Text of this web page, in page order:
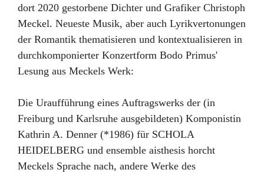
dort 2020 gestorbene Dichter und Grafiker Christoph
Meckel. Neueste Musik, aber auch Lyrikvertonungen
der Romantik thematisieren und kontextualisieren in
durchkomponierter Konzertform Bodo Primus'
Lesung aus Meckels Werk:
Die Uraufführung eines Auftragswerks der (in
Freiburg und Karlsruhe ausgebildeten) Komponistin
Kathrin A. Denner (*1986) für SCHOLA
HEIDELBERG und ensemble aisthesis horcht
Meckels Sprache nach, andere Werke des